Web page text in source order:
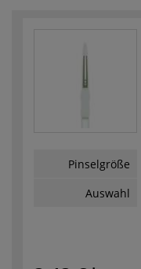
Pinselgröße
Auswahl